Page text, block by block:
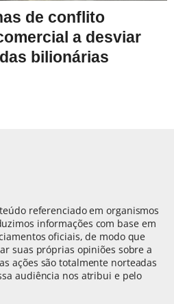
de conflito
a desviar
bilionárias
referenciado em organismos
informações com base em
oficiais, de modo que
suas próprias opiniões sobre a
ações são totalmente norteadas
audiência nos atribui e pelo